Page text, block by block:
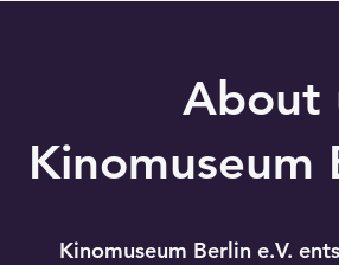
About
Kinomuseum
Kinomuseum Berlin e.V.